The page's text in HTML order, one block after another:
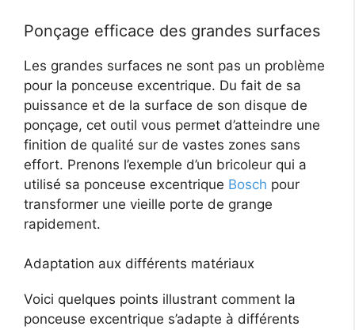
Ponçage efficace des grandes surfaces
Les grandes surfaces ne sont pas un problème
pour la ponceuse excentrique. Du fait de sa
puissance et de la surface de son disque de
ponçage, cet outil vous permet d’atteindre une
finition de qualité sur de vastes zones sans
effort. Prenons l’exemple d’un bricoleur qui a
utilisé sa ponceuse excentrique Bosch pour
transformer une vieille porte de grange
rapidement.
Adaptation aux différents matériaux
Voici quelques points illustrant comment la
ponceuse excentrique s’adapte à différents